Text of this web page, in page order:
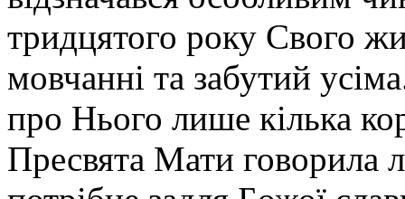
тридцятого року Свого
мовчанні та забутий
про Нього лише кілька
Пресвята Мати говорила